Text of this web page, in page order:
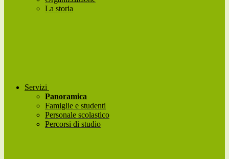
La storia
Servizi
Panoramica
Famiglie e studenti
Personale scolastico
Percorsi di studio